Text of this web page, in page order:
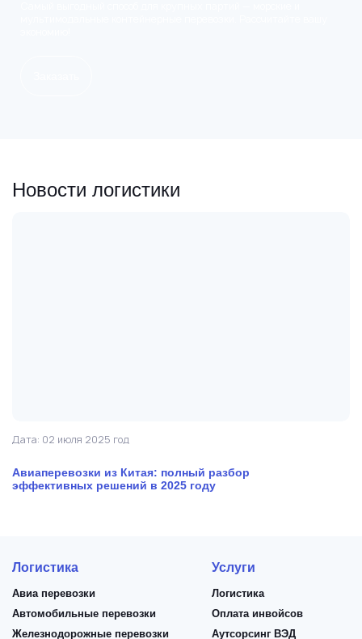
Новости логистики
Дата: 02 июля 2025 год
Авиаперевозки из Китая: полный разбор
эффективных решений в 2025 году
Логистика
Авиа перевозки
Автомобильные перевозки
Железнодорожные перевозки
Услуги
Логистика
Оплата инвойсов
Аутсорсинг ВЭД